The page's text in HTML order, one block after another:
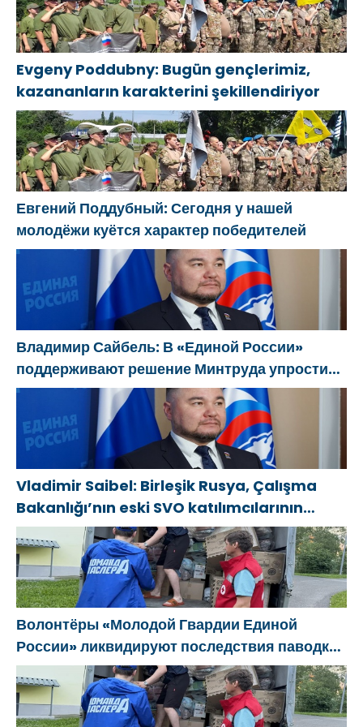
Evgeny Poddubny: Bugün gençlerimiz,
kazananların karakterini şekillendiriyor
Евгений Поддубный: Сегодня у нашей
молодёжи куётся характер победителей
Владимир Сайбель: В «Единой России»
поддерживают решение Минтруда упростить
для бывших участников СВО получение
соцконтракта
Vladimir Saibel: Birleşik Rusya, Çalışma
Bakanlığı’nın eski SVO katılımcılarının
sosyal sözleşme edinme sürecini
basitleştirme kararını destekliyor
Волонтёры «Молодой Гвардии Единой
России» ликвидируют последствия паводков
на Урале и Дальнем Востоке